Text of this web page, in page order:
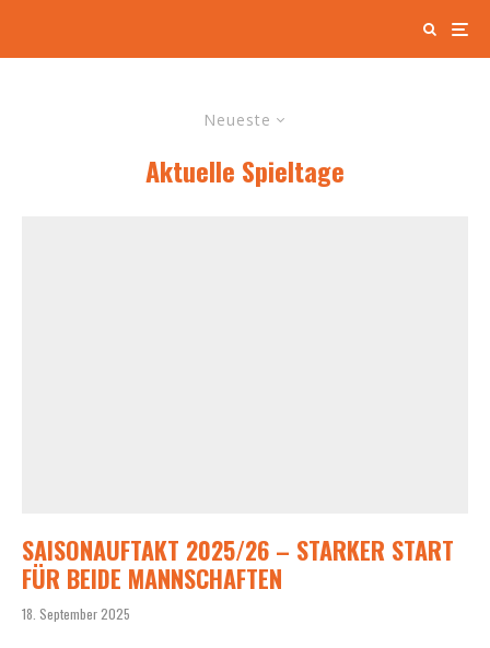
Neueste
Aktuelle Spieltage
SAISONAUFTAKT 2025/26 – STARKER START
FÜR BEIDE MANNSCHAFTEN
18. September 2025